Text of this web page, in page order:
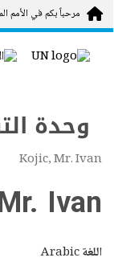
to main content
مرحباً بكم في الأمم
وحدة
Kojic, Mr. Ivan
Ivan
اللغة